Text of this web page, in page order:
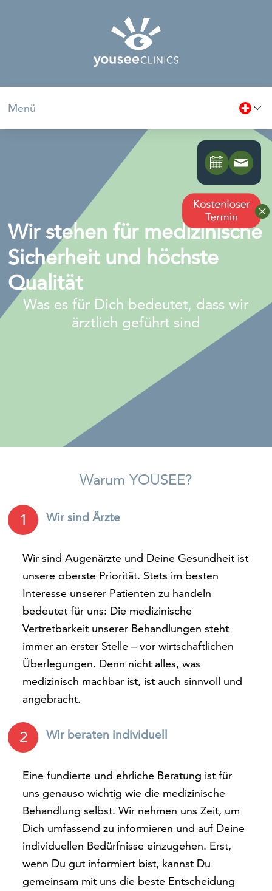
Menü
Wir stehen für medizinische
Sicherheit und höchste
Qualität
Was es für Dich bedeutet, dass wir
ärztlich geführt sind
Warum YOUSEE?
1 Wir sind Ärzte
Wir sind Augenärzte und Deine Gesundheit ist
unsere oberste Priorität. Stets im besten
Interesse unserer Patienten zu handeln
bedeutet für uns: Die medizinische
Vertretbarkeit unserer Behandlungen steht
immer an erster Stelle – vor wirtschaftlichen
Überlegungen. Denn nicht alles, was
medizinisch machbar ist, ist auch sinnvoll und
angebracht.
2 Wir beraten individuell
Eine fundierte und ehrliche Beratung ist für
uns genauso wichtig wie die medizinische
Behandlung selbst. Wir nehmen uns Zeit, um
Dich umfassend zu informieren und auf Deine
individuellen Bedürfnisse einzugehen. Erst,
wenn Du gut informiert bist, kannst Du
gemeinsam mit uns die beste Entscheidung